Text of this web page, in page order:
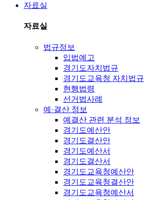
자료실
자료실
법규정보
입법예고
경기도자치법규
경기도교육청 자치법규
현행법령
선거법사례
예·결산 정보
예결산 관련 분석 정보
경기도예산안
경기도결산안
경기도예산서
경기도결산서
경기도교육청예산안
경기도교육청결산안
경기도교육청예산서